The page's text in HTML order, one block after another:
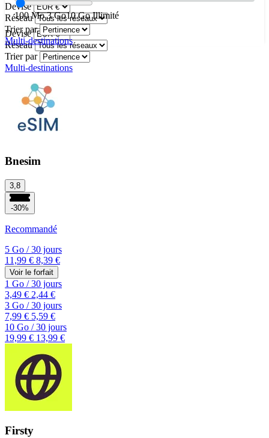
Devise
Réseau
Trier par
Multi-destinations
100 Mo 3 Go10 Go Illimité
Devise
Réseau
Trier par
Multi-destinations
Bnesim
3,8
-30%
Recommandé
5 Go /30 jours
11,99 € 8,39 €
Voir le forfait
1 Go /30 jours
3,49 € 2,44 €
3 Go /30 jours
7,99 € 5,59 €
10 Go /30 jours
19,99 € 13,99 €
Firsty